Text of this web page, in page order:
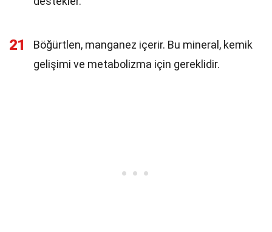
21
Böğürtlen, manganez içerir. Bu mineral, kemik
gelişimi ve metabolizma için gereklidir.